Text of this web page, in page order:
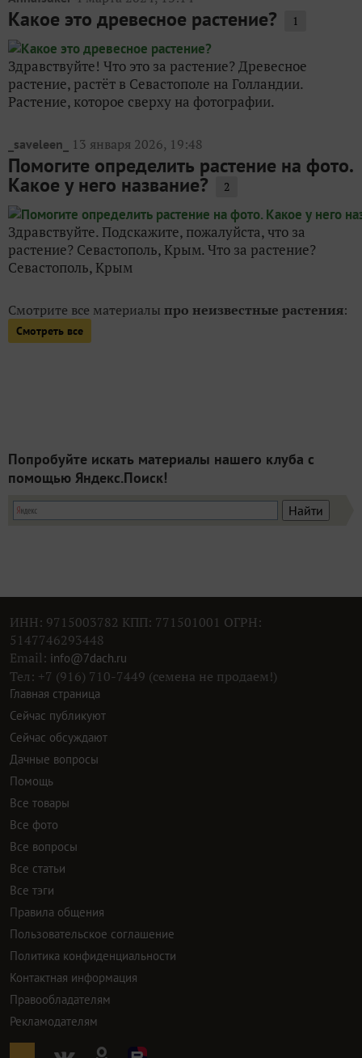
Какое это древесное растение? 1
Здравствуйте! Что это за растение? Древесное
растение, растёт в Севастополе на Голландии.
Растение, которое сверху на фотографии.
_saveleen_ 13 января 2026, 19:48
Помогите определить растение на фото.
Какое у него название? 2
Здравствуйте. Подскажите, пожалуйста, что за
растение? Севастополь, Крым. Что за растение?
Севастополь, Крым
Смотрите все материалы про неизвестные растения:
Смотреть все
Попробуйте искать материалы нашего клуба с
помощью Яндекс.Поиск!
ИНН: 9715003782 КПП: 771501001 ОГРН:
5147746293448
Email: info@7dach.ru
Тел: +7 (916) 710-7449 (семена не продаем!)
Главная страница
Сейчас публикуют
Сейчас обсуждают
Дачные вопросы
Помощь
Все товары
Все фото
Все вопросы
Все статьи
Все тэги
Правила общения
Пользовательское соглашение
Политика конфиденциальности
Контактная информация
Правообладателям
Рекламодателям